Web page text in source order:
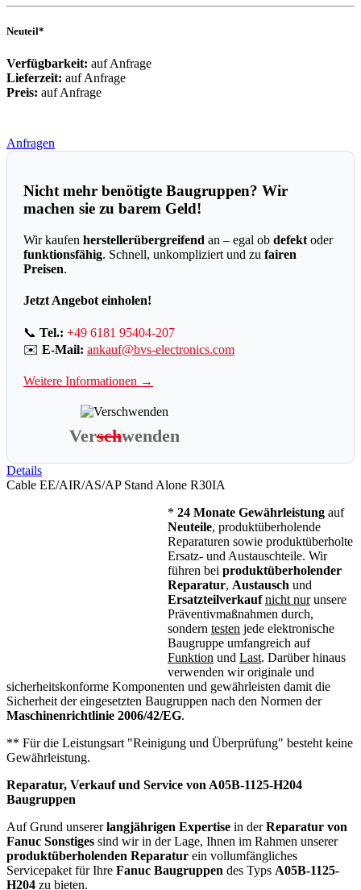
Neuteil*
Verfügbarkeit: auf Anfrage
Lieferzeit: auf Anfrage
Preis: auf Anfrage
Anfragen
Nicht mehr benötigte Baugruppen? Wir
machen sie zu barem Geld!
Wir kaufen herstellerübergreifend an – egal ob defekt oder
funktionsfähig. Schnell, unkompliziert und zu fairen
Preisen.
Jetzt Angebot einholen!
📞 Tel.: +49 6181 95404-207
✉️ E-Mail: ankauf@bvs-electronics.com
Weitere Informationen →
Verschwenden
Details
Cable EE/AIR/AS/AP Stand Alone R30IA
* 24 Monate Gewährleistung auf
Neuteile, produktüberholende
Reparaturen sowie produktüberholte
Ersatz- und Austauschteile. Wir
führen bei produktüberholender
Reparatur, Austausch und
Ersatzteilverkauf nicht nurunsere
Präventivmaßnahmen durch,
sondern testen jede elektronische
Baugruppe umfangreich auf
Funktion und Last. Darüber hinaus
verwenden wir originale und
sicherheitskonforme Komponenten und gewährleisten damit die
Sicherheit der eingesetzten Baugruppen nach den Normen der
Maschinenrichtlinie 2006/42/EG.
** Für die Leistungsart "Reinigung und Überprüfung" besteht keine
Gewährleistung.
Reparatur, Verkauf und Service von A05B-1125-H204
Baugruppen
Auf Grund unsererlangjährigen Expertise in derReparatur von
Fanuc Sonstiges sind wir in der Lage, Ihnen im Rahmen unserer
produktüberholenden Reparatur ein vollumfängliches
Servicepaket für Ihre Fanuc Baugruppen des Typs A05B-1125-
H204 zu bieten.